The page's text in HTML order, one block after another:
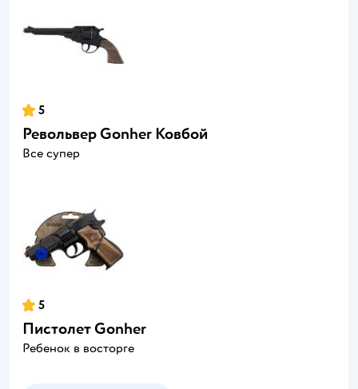
5
Револьвер Gonher Ковбой
Все супер
5
Пистолет Gonher
Ребенок в восторге